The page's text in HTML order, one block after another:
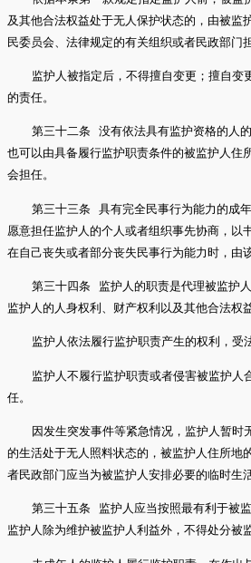
及其他合法权益处于无人保护状态的，由被监
民委员会、法律规定的有关组织或者民政部门
监护人被指定后，不得擅自变更；擅自变
的责任。
第三十二条 没有依法具有监护资格的人
也可以由具备履行监护职责条件的被监护人住
会担任。
第三十三条 具有完全民事行为能力的成
愿意担任监护人的个人或者组织事先协商，以
在自己丧失或者部分丧失民事行为能力时，由
第三十四条 监护人的职责是代理被监护
监护人的人身权利、财产权利以及其他合法权益
监护人依法履行监护职责产生的权利，受
监护人不履行监护职责或者侵害被监护人
任。
因发生突发事件等紧急情况，监护人暂时
的生活处于无人照料状态的，被监护人住所地
者民政部门应当为被监护人安排必要的临时生
第三十五条 监护人应当按照最有利于被
监护人除为维护被监护人利益外，不得处分被